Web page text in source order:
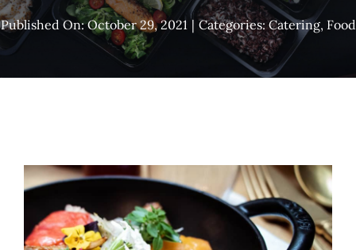
Published On: October 29, 2021 | Categories:Catering, Food